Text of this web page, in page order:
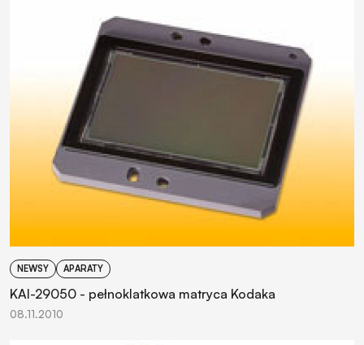
NEWSY APARATY
KAI-29050 - pełnoklatkowa matryca Kodaka
08.11.2010